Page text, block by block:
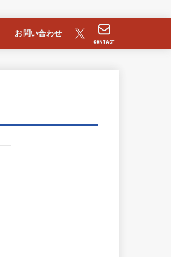
お問い合わせ
CONTACT